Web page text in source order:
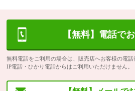
【無料】電話で
無料電話をご利用の場合は、販売店へお客様の電話
IP電話・ひかり電話からはご利用いただけません。